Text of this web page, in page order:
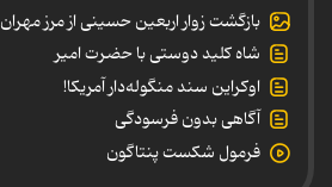
بازگشت زوار اربعین حسینی از مرز مهران
شاه کلید دوستی با حضرت امیر
اوکراین سند منگوله‌دار آمریکا!
آگاهی بدون فرسودگی
فرمول شکست پنتاگون